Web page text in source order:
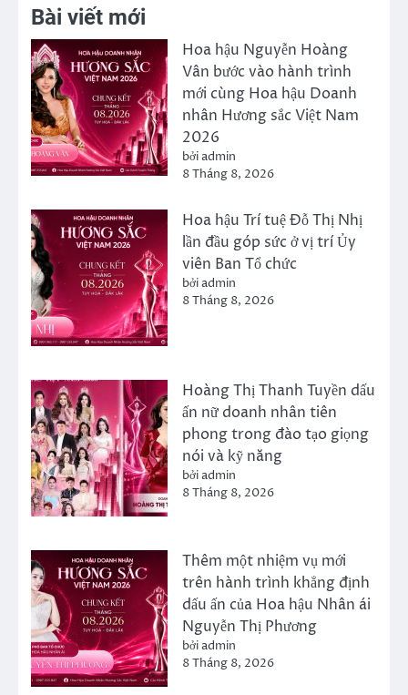
Bài viết mới
Hoa hậu Nguyễn Hoàng
Vân bước vào hành trình
mới cùng Hoa hậu Doanh
nhân Hương sắc Việt Nam
2026
bởi admin
8 Tháng 8, 2026
Hoa hậu Trí tuệ Đỗ Thị Nhị
lần đầu góp sức ở vị trí Ủy
viên Ban Tổ chức
bởi admin
8 Tháng 8, 2026
Hoàng Thị Thanh Tuyền dấu
ấn nữ doanh nhân tiên
phong trong đào tạo giọng
nói và kỹ năng
bởi admin
8 Tháng 8, 2026
Thêm một nhiệm vụ mới
trên hành trình khẳng định
dấu ấn của Hoa hậu Nhân ái
Nguyễn Thị Phương
bởi admin
8 Tháng 8, 2026